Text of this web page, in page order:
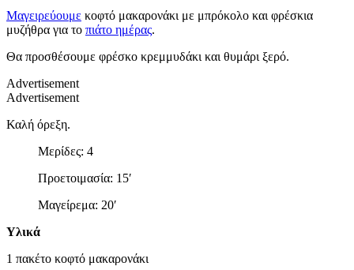
Μαγειρεύουμε κοφτό μακαρονάκι με μπρόκολο και φρέσκια
μυζήθρα για το πιάτο ημέρας.
Θα προσθέσουμε φρέσκο κρεμμυδάκι και θυμάρι ξερό.
Advertisement
Advertisement
Καλή όρεξη.
Μερίδες: 4
Προετοιμασία: 15′
Μαγείρεμα: 20′
Υλικά
1 πακέτο κοφτό μακαρονάκι